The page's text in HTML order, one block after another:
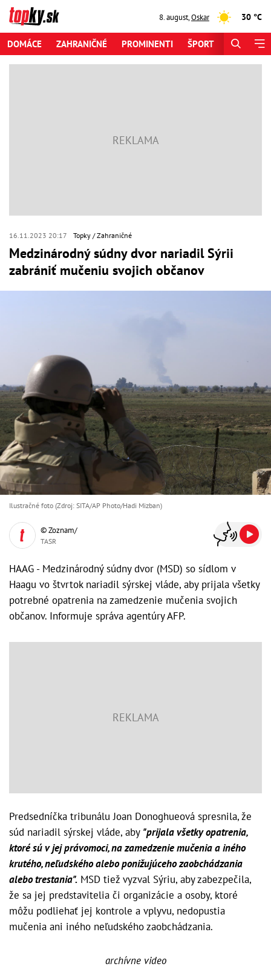
8. august,Oskar 30 °C
DOMÁCE ZAHRANIČNÉ PROMINENTI ŠPORT
16.11.2023 20:17 Topky Zahraničné
Medzinárodný súdny dvor nariadil Sýrii
zabrániť mučeniu svojich občanov
Ilustračné foto (Zdroj: SITA/AP Photo/Hadi Mizban)
© Zoznam/
TASR
HAAG - Medzinárodný súdny dvor (MSD) so sídlom v
Haagu vo štvrtok nariadil sýrskej vláde, aby prijala všetky
potrebné opatrenia na zamedzenie mučenia svojich
občanov. Informuje správa agentúry AFP.
Predsedníčka tribunálu Joan Donoghueová spresnila, že
súd nariadil sýrskej vláde, aby "prijala všetky opatrenia,
ktoré sú v jej právomoci, na zamedzenie mučenia a iného
krutého, neľudského alebo ponižujúceho zaobchádzania
alebo trestania". MSD tiež vyzval Sýriu, aby zabezpečila,
že sa jej predstavitelia či organizácie a osoby, ktoré
môžu podliehať jej kontrole a vplyvu, nedopustia
mučenia ani iného neľudského zaobchádzania.
archívne video